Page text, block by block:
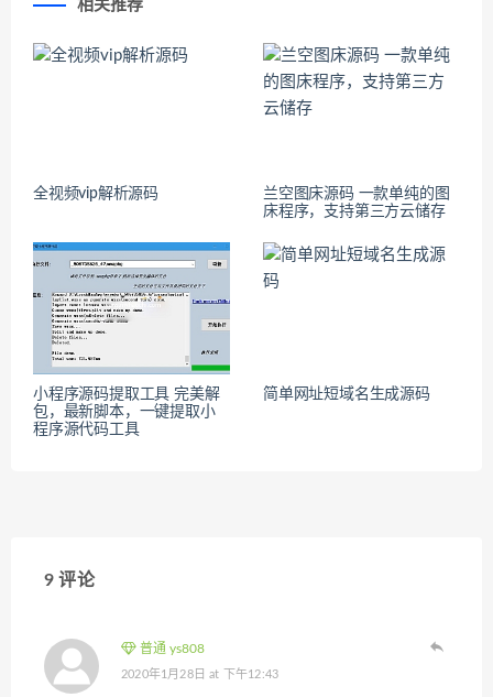
相关推荐
全视频vip解析源码
兰空图床源码 一款单纯的图
床程序，支持第三方云储存
小程序源码提取工具 完美解
包，最新脚本，一键提取小
程序源代码工具
简单网址短域名生成源码
9 评论
普通 ys808
2020年1月28日 at 下午12:43